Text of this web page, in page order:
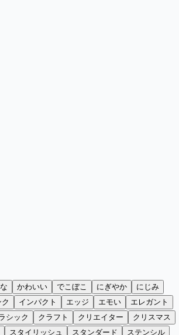
かわいい でこぼこ にぎやか
にじみ
インパクト エッジ エモい
エレガント
シック クラフト クリエイター
クリスマス
スタイリッシュ スタンダード
ステンシル